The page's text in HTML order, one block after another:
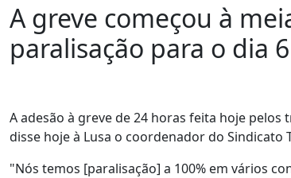
A greve começou à
paralisação para o dia
A adesão à greve de 24 horas feita hoje
disse hoje à Lusa o coordenador do Sindicato
"Nós temos [paralisação] a 100% em vários